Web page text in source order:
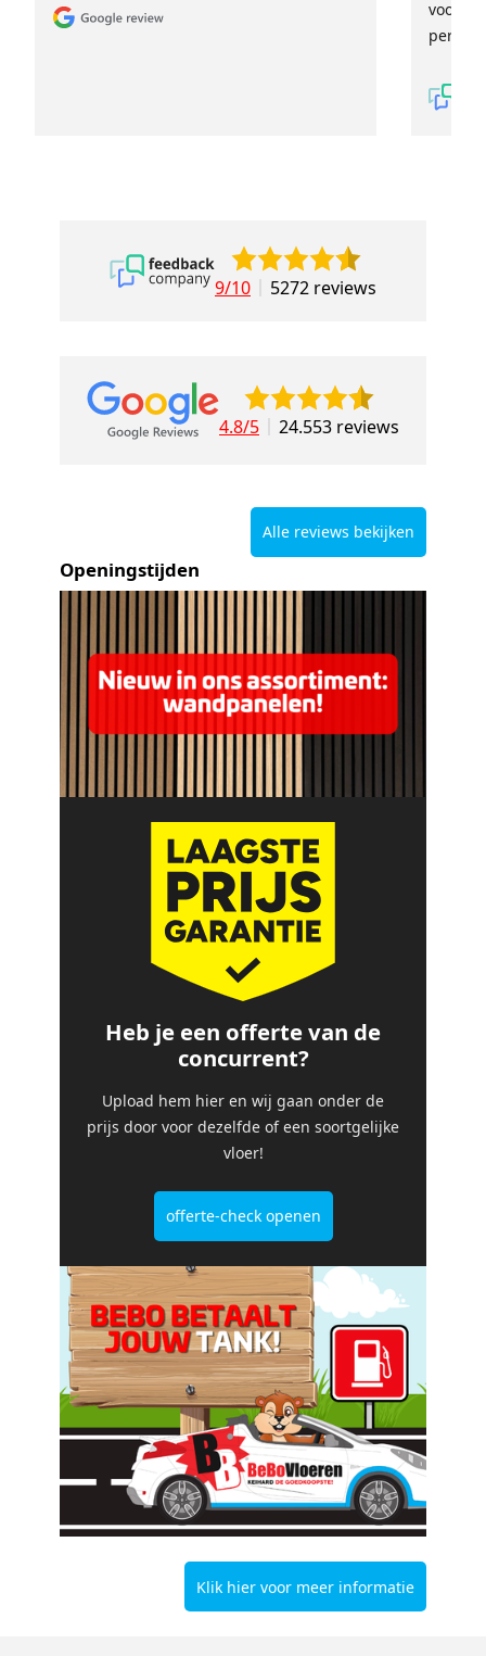
voor
9/10 5272 reviews
4.8/5 24.553 reviews
Alle reviews bekijken
Openingstijden
Heb je een offerte van de
concurrent?
Upload hem hier en wij gaan onder de
prijs door voor dezelfde of een soortgelijke
vloer!
offerte-check openen
Klik hier voor meer informatie